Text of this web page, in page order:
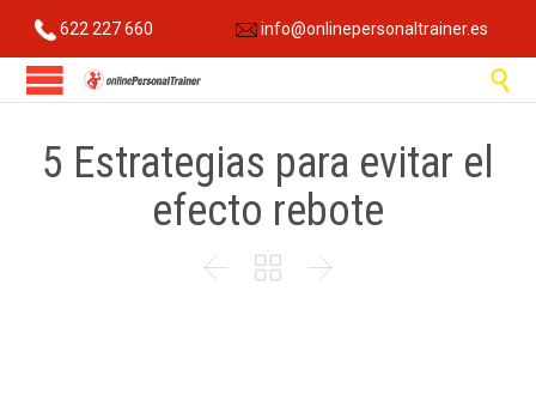
622 227 660 info@onlinepersonaltrainer.es

5 Estrategias para evitar el
efecto rebote
  